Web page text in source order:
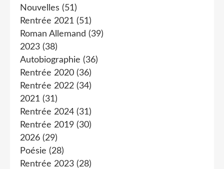
Nouvelles (51)
Rentrée 2021 (51)
Roman Allemand (39)
2023 (38)
Autobiographie (36)
Rentrée 2020 (36)
Rentrée 2022 (34)
2021 (31)
Rentrée 2024 (31)
Rentrée 2019 (30)
2026 (29)
Poésie (28)
Rentrée 2023 (28)